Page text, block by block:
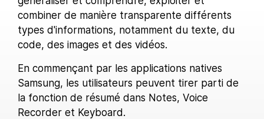
combiner de manière transparente différents
types d'informations, notamment du texte, du
code, des images et des vidéos.
En commençant par les applications natives
Samsung, les utilisateurs peuvent tirer parti de
la fonction de résumé dans Notes, Voice
Recorder et Keyboard.